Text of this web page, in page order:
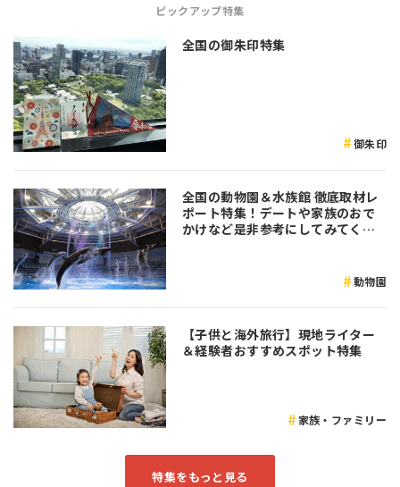
ピックアップ特集
全国の御朱印特集
御朱印
全国の動物園＆水族館 徹底取材レ
ポート特集！デートや家族のおで
かけなど是非参考にしてみてくだ
動物園
【子供と海外旅行】現地ライター
＆経験者おすすめスポット特集
家族・ファミリー
特集をもっと見る